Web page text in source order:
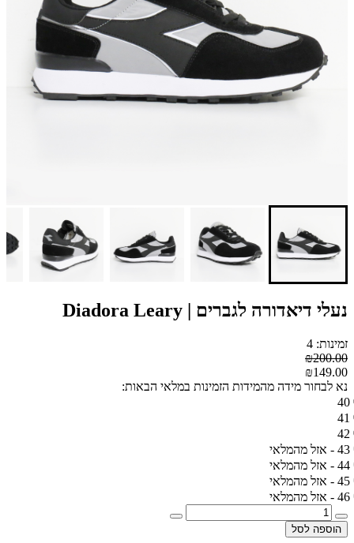
נעלי דיאדורה לגברים | Diadora Leary
זמינות: 4
₪200.00
₪149.00
נא לבחור מידה מהמידות הזמינות במלאי הבאות:
40
41
42
43 - אזל מהמלאי
44 - אזל מהמלאי
45 - אזל מהמלאי
46 - אזל מהמלאי
הוספה לסל